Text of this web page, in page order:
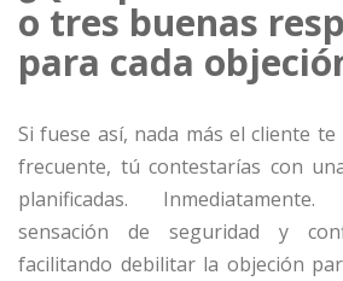
o tres buenas
para cada
Si fuese así, nada más el cliente
frecuente, tú contestarías con
planificadas.
sensación de seguridad y
facilitando debilitar la objeción